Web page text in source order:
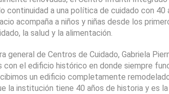
continuidad a una política de cuidado con 40
acompaña a niños y niñas desde los
la salud y la alimentación.
general de Centros de Cuidado, Gabriela
con el edificio histórico en donde siempre
un edificio completamente
la institución tiene 40 años de historia y es